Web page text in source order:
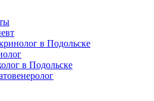
в Подольске
в Подольске